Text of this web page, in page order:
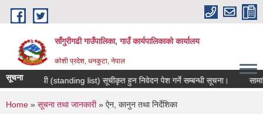
Skip to main content
साँगुरीगढी गाउँपालिका, गाउँ कार्यपालिकाको कार्यालय
कोशी प्रदेश, धनकुटा, नेपाल
सूचना
मौजुदा सूची (standing list) सूचीकृत हुन निवेदन पेश गर्ने सम्बन्धी सूचना।
You are here
Home » सूचना तथा जानकारी» ऐन, कानुन तथा निर्देशिका